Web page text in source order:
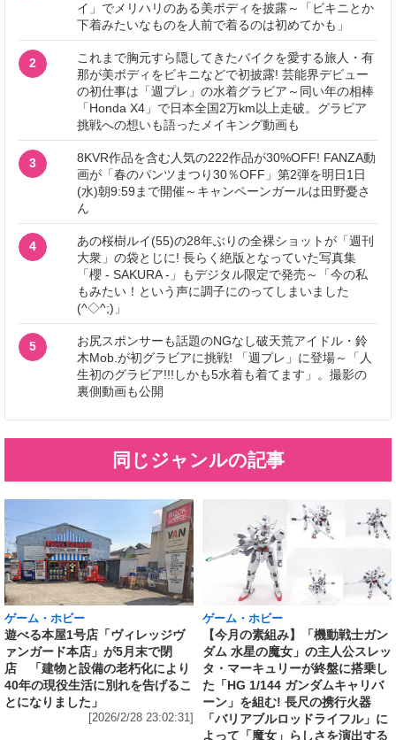
イ」でメリハリのある美ボディを披露～「ビキニとか
下着みたいなものを人前で着るのは初めてかも」
2
これまで胸元すら隠してきたバイクを愛する旅人・有
那が美ボディをビキニなどで初披露! 芸能界デビュー
の初仕事は「週プレ」の水着グラビア～同い年の相棒
「Honda X4」で日本全国2万km以上走破。グラビア
挑戦への想いも語ったメイキング動画も
3
8KVR作品を含む人気の222作品が30%OFF! FANZA動
画が「春のパンツまつり30％OFF」第2弾を明日1日
(水)朝9:59まで開催～キャンペーンガールは田野憂さ
ん
4
あの桜樹ルイ(55)の28年ぶりの全裸ショットが「週刊
大衆」の袋とじに! 長らく絶版となっていた写真集
「櫻 - SAKURA -」もデジタル限定で発売～「今の私
もみたい！という声に調子にのってしまいました
(^◇^;)」
5
お尻スポンサーも話題のNGなし破天荒アイドル・鈴
木Mob.が初グラビアに挑戦! 「週プレ」に登場～「人
生初のグラビア!!!しかも5水着も着てます」。撮影の
裏側動画も公開
同じジャンルの記事
ゲーム・ホビー
遊べる本屋1号店「ヴィレッジヴ
ァンガード本店」が5月末で閉
店 「建物と設備の老朽化により
40年の現役生活に別れを告げるこ
とになりました」
[2026/2/28 23:02:31]
ゲーム・ホビー
【今月の素組み】「機動戦士ガン
ダム 水星の魔女」の主人公スレッ
タ・マーキュリーが終盤に搭乗し
た「HG 1/144 ガンダムキャリバ
ーン」を組む! 長尺の携行火器
「バリアブルロッドライフル」に
よって「魔女」らしさを演出する